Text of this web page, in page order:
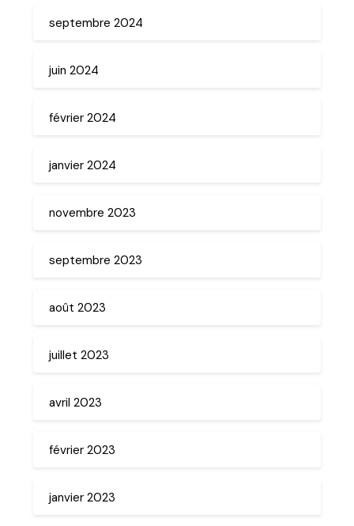
septembre 2024
juin 2024
février 2024
janvier 2024
novembre 2023
septembre 2023
août 2023
juillet 2023
avril 2023
février 2023
janvier 2023